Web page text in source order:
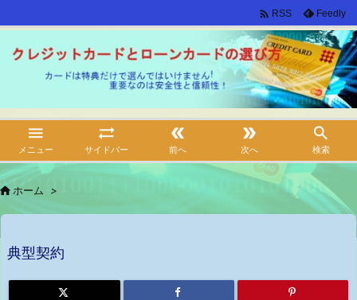

メニュー

サイドバー

前へ

次へ

検索
 RSS Feedly
ホーム >
典型契約